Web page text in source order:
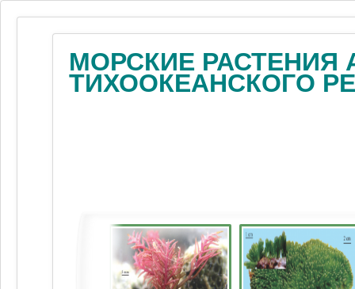
МОРСКИЕ РАСТЕНИЯ
ТИХООКЕАНСКОГО